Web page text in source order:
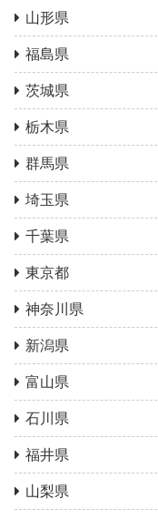
山形県
福島県
茨城県
栃木県
群馬県
埼玉県
千葉県
東京都
神奈川県
新潟県
富山県
石川県
福井県
山梨県